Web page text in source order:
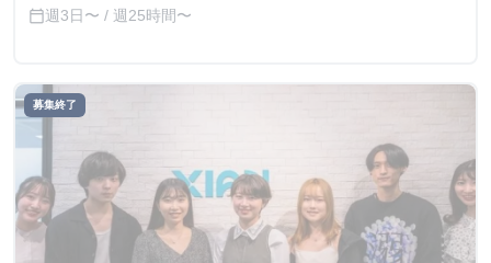
calendar_today週3日〜 / 週25時間〜
募集終了